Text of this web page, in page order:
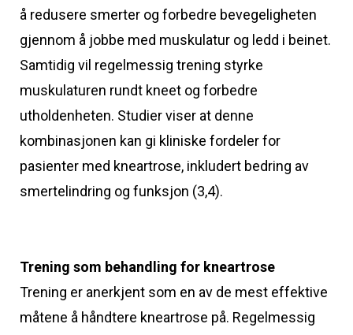
å redusere smerter og forbedre bevegeligheten
gjennom å jobbe med muskulatur og ledd i beinet.
Samtidig vil regelmessig trening styrke
muskulaturen rundt kneet og forbedre
utholdenheten. Studier viser at denne
kombinasjonen kan gi kliniske fordeler for
pasienter med kneartrose, inkludert bedring av
smertelindring og funksjon (3,4).
Trening som behandling for kneartrose
Trening er anerkjent som en av de mest effektive
måtene å håndtere kneartrose på. Regelmessig